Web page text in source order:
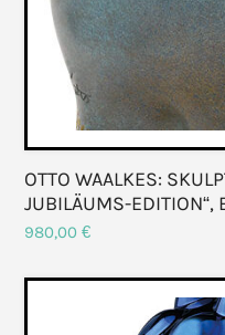
OTTO WAALKES:
JUBILÄUMS-EDITION“,
980,00€